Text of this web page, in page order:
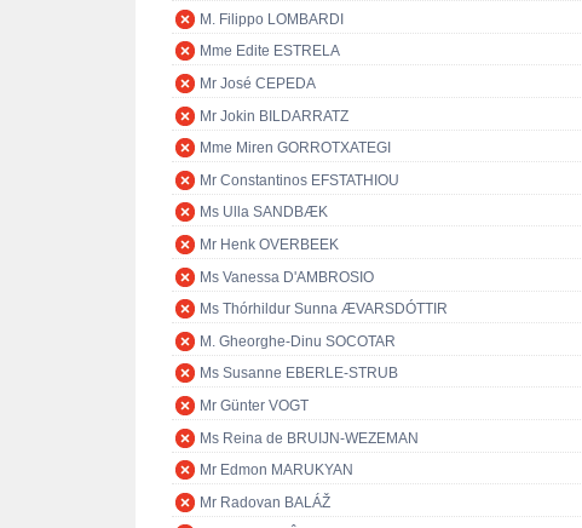
M. Filippo LOMBARDI
Mme Edite ESTRELA
Mr José CEPEDA
Mr Jokin BILDARRATZ
Mme Miren GORROTXATEGI
Mr Constantinos EFSTATHIOU
Ms Ulla SANDBÆK
Mr Henk OVERBEEK
Ms Vanessa D'AMBROSIO
Ms Thórhildur Sunna ÆVARSDÓTTIR
M. Gheorghe-Dinu SOCOTAR
Ms Susanne EBERLE-STRUB
Mr Günter VOGT
Ms Reina de BRUIJN-WEZEMAN
Mr Edmon MARUKYAN
Mr Radovan BALÁŽ